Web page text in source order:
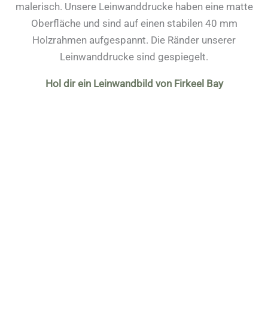
malerisch. Unsere Leinwanddrucke haben eine matte
Oberfläche und sind auf einen stabilen 40 mm
Holzrahmen aufgespannt. Die Ränder unserer
Leinwanddrucke sind gespiegelt.
Hol dir ein Leinwandbild von Firkeel Bay